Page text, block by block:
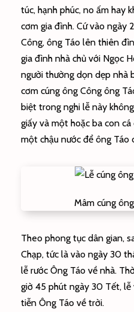
túc, hạnh phúc, no ấm hay
cơm gia đình. Cứ vào ngày
Công, ông Táo lên thiên
gia đình nhà chủ với Ngọc
người thường dọn dẹp nhà
cơm cúng ông Công ông
biệt trong nghi lễ này
giấy và một hoặc ba con
một chậu nước để ông Táo
Mâm cúng
Theo phong tục dân gian,
Chạp, tức là vào ngày 30
lễ rước Ông Táo về nhà.
giờ 45 phút ngày 30 Tết, lễ
tiễn Ông Táo về trời.